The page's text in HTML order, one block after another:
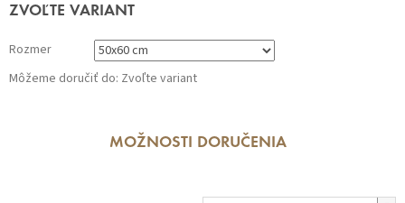
Jednotková
ZVOĽTE VARIANT
Rozmer
Môžeme doručiť do: Zvoľte variant
MOŽNOSTI DORUČENIA